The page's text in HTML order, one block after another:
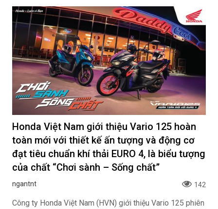
Honda Việt Nam giới thiệu Vario 125 hoàn
toàn mới với thiết kế ấn tượng và động cơ
đạt tiêu chuẩn khí thải EURO 4, là biểu tượng
của chất “Chơi sành – Sống chất”
ngantnt 142
Công ty Honda Việt Nam (HVN) giới thiệu Vario 125 phiên